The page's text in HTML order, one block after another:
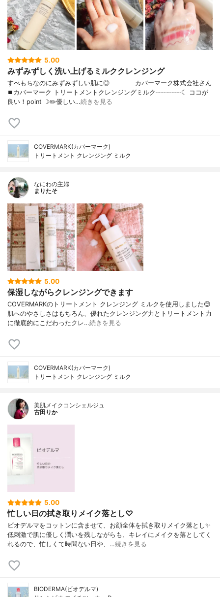
5.00
みずみずしく洗い上げるミルククレンジング
すべもちなのにみずみずしい肌に◎┈┈┈┈カバーマーク株式会社さん
⏹カバーマーク トリートメントクレンジングミルク┈┈┈┈☾ ココが
良い！point ☽✏️優しい…続きを見る
COVERMARK(カバーマーク)
トリートメント クレンジング ミルク
なにわの主婦
まりたそ
5.00
保湿しながらクレンジングできます
COVERMARKのトリートメント クレンジング ミルクを使用しました😊
肌へのやさしさはもちろん、優れたクレンジング力とトリートメント力
に徹底的にこだわったクレ…続きを見る
COVERMARK(カバーマーク)
トリートメント クレンジング ミルク
美肌メイクコンシェルジュ
古田りか
5.00
忙しい日の拭き取りメイク落とし♡
ビオデルマをコットンに含ませて、お顔全体を拭き取りメイク落とし✨
低刺激で肌に優しく潤いを残しながらも、キレイにメイクを落としてく
れるので、忙しくて時間ない日や、…続きを見る
BIODERMA(ビオデルマ)